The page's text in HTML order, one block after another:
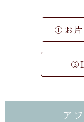
①お片
ア